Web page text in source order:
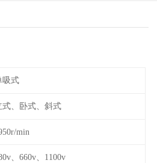
吸式
式、卧式、斜式
min
、660v、1100v